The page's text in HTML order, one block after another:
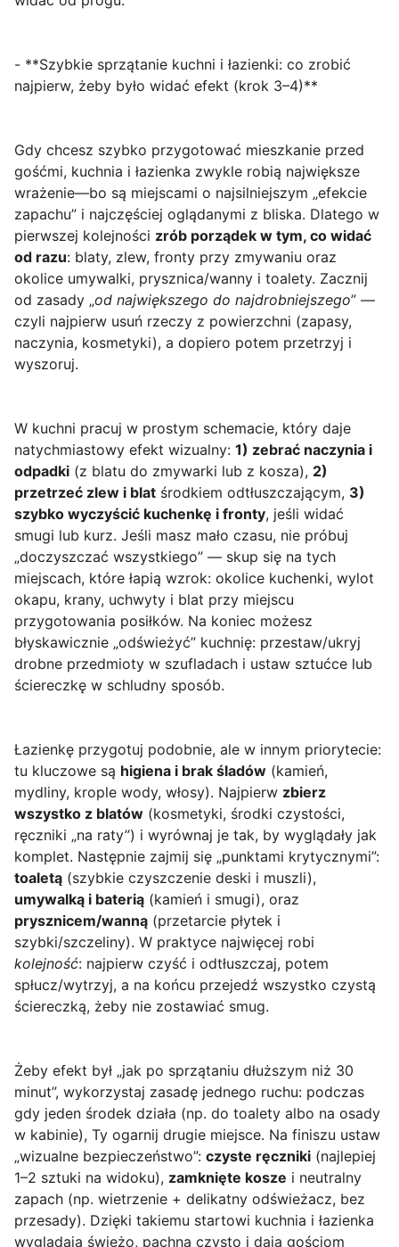
- **Szybkie sprzątanie kuchni i łazienki: co zrobić
najpierw, żeby było widać efekt (krok 3–4)**
Gdy chcesz szybko przygotować mieszkanie przed
gośćmi, kuchnia i łazienka zwykle robią największe
wrażenie—bo są miejscami o najsilniejszym „efekcie
zapachu” i najczęściej oglądanymi z bliska. Dlatego w
pierwszej kolejności zrób porządek w tym, co widać
od razu: blaty, zlew, fronty przy zmywaniu oraz
okolice umywalki, prysznica/wanny i toalety. Zacznij
od zasady „od największego do najdrobniejszego” —
czyli najpierw usuń rzeczy z powierzchni (zapasy,
naczynia, kosmetyki), a dopiero potem przetrzyj i
wyszoruj.
W kuchni pracuj w prostym schemacie, który daje
natychmiastowy efekt wizualny: 1) zebrać naczynia i
odpadki (z blatu do zmywarki lub z kosza), 2)
przetrzeć zlew i blat środkiem odtłuszczającym, 3)
szybko wyczyścić kuchenkę i fronty, jeśli widać
smugi lub kurz. Jeśli masz mało czasu, nie próbuj
„doczyszczać wszystkiego” — skup się na tych
miejscach, które łapią wzrok: okolice kuchenki, wylot
okapu, krany, uchwyty i blat przy miejscu
przygotowania posiłków. Na koniec możesz
błyskawicznie „odświeżyć” kuchnię: przestaw/ukryj
drobne przedmioty w szufladach i ustaw sztućce lub
ściereczkę w schludny sposób.
Łazienkę przygotuj podobnie, ale w innym priorytecie:
tu kluczowe są higiena i brak śladów (kamień,
mydliny, krople wody, włosy). Najpierw zbierz
wszystko z blatów (kosmetyki, środki czystości,
ręczniki „na raty”) i wyrównaj je tak, by wyglądały jak
komplet. Następnie zajmij się „punktami krytycznymi”:
toaletą (szybkie czyszczenie deski i muszli),
umywalką i baterią (kamień i smugi), oraz
prysznicem/wanną (przetarcie płytek i
szybki/szczeliny). W praktyce najwięcej robi
kolejność: najpierw czyść i odtłuszczaj, potem
spłucz/wytrzyj, a na końcu przejedź wszystko czystą
ściereczką, żeby nie zostawiać smug.
Żeby efekt był „jak po sprzątaniu dłuższym niż 30
minut”, wykorzystaj zasadę jednego ruchu: podczas
gdy jeden środek działa (np. do toalety albo na osady
w kabinie), Ty ogarnij drugie miejsce. Na finiszu ustaw
„wizualne bezpieczeństwo”: czyste ręczniki (najlepiej
1–2 sztuki na widoku), zamknięte kosze i neutralny
zapach (np. wietrzenie + delikatny odświeżacz, bez
przesady). Dzięki takiemu startowi kuchnia i łazienka
wyglądają świeżo, pachną czysto i dają gościom